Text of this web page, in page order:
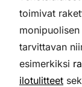
toimivat
tarvittavan
esimerkiksi
ilotulitteet